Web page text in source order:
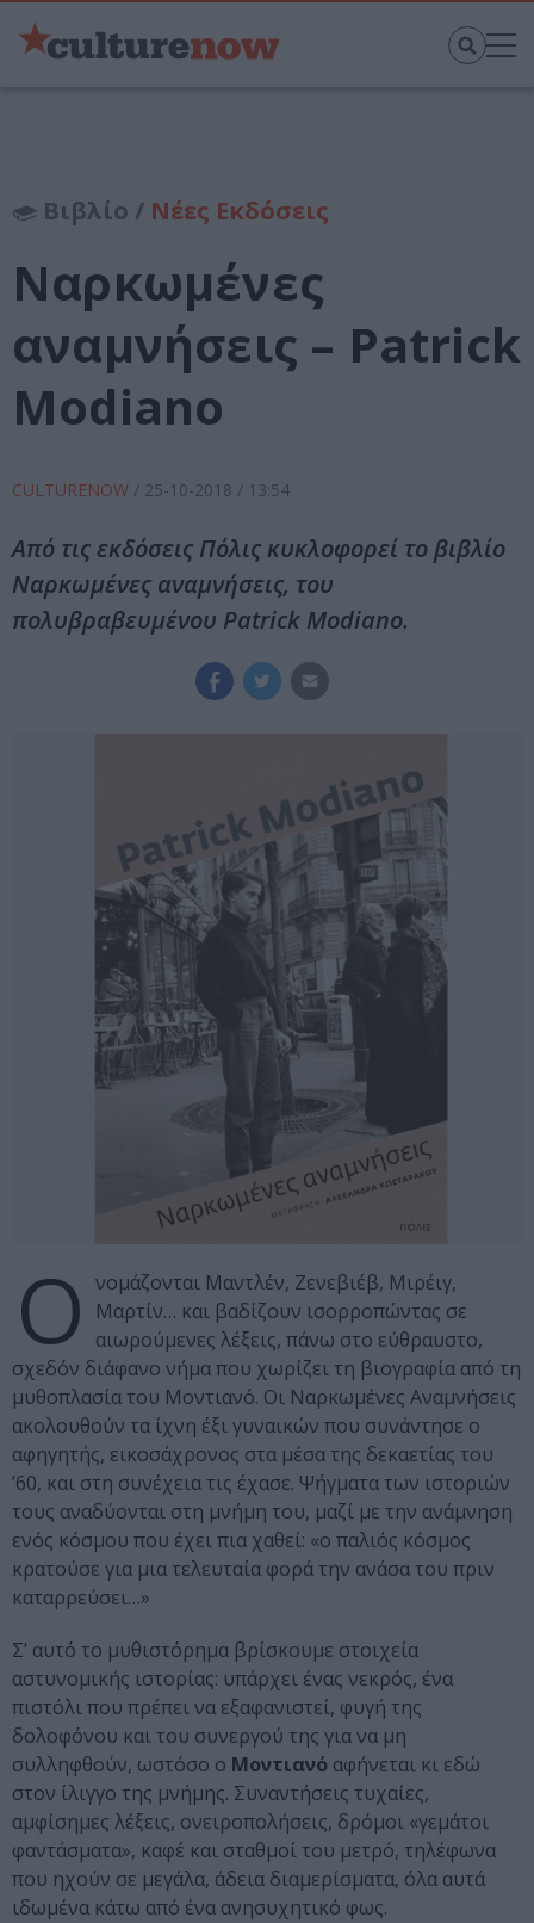
Βιβλίο / Νέες Εκδόσεις
Ναρκωμένες
αναμνήσεις – Patrick
Modiano
CULTURENOW / 25-10-2018 / 13:54
Από τις εκδόσεις Πόλις κυκλοφορεί το βιβλίο
Ναρκωμένες αναμνήσεις, του
πολυβραβευμένου Patrick Modiano.
Ο νομάζονται Μαντλέν, Ζενεβιέβ, Μιρέιγ,
Μαρτίν… και βαδίζουν ισορροπώντας σε
αιωρούμενες λέξεις, πάνω στο εύθραυστο,
σχεδόν διάφανο νήμα που χωρίζει τη βιογραφία από τη
μυθοπλασία του Μοντιανό. Οι Ναρκωμένες Αναμνήσεις
ακολουθούν τα ίχνη έξι γυναικών που συνάντησε ο
αφηγητής, εικοσάχρονος στα μέσα της δεκαετίας του
’60, και στη συνέχεια τις έχασε. Ψήγματα των ιστοριών
τους αναδύονται στη μνήμη του, μαζί με την ανάμνηση
ενός κόσμου που έχει πια χαθεί: «ο παλιός κόσμος
κρατούσε για μια τελευταία φορά την ανάσα του πριν
καταρρεύσει…»
Σ’ αυτό το μυθιστόρημα βρίσκουμε στοιχεία
αστυνομικής ιστορίας: υπάρχει ένας νεκρός, ένα
πιστόλι που πρέπει να εξαφανιστεί, φυγή της
δολοφόνου και του συνεργού της για να μη
συλληφθούν, ωστόσο ο Μοντιανό αφήνεται κι εδώ
στον ίλιγγο της μνήμης. Συναντήσεις τυχαίες,
αμφίσημες λέξεις, ονειροπολήσεις, δρόμοι «γεμάτοι
φαντάσματα», καφέ και σταθμοί του μετρό, τηλέφωνα
που ηχούν σε μεγάλα, άδεια διαμερίσματα, όλα αυτά
ιδωμένα κάτω από ένα ανησυχητικό φως.